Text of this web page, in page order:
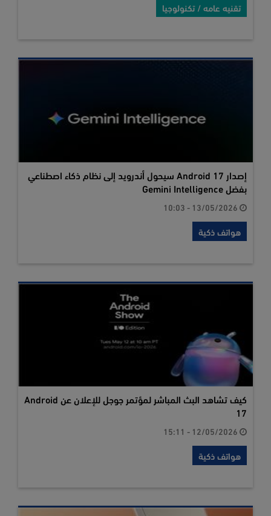
تقنيه عامه / تكنولوجيا
إصدار Android 17 سيحول أندرويد إلى نظام ذكاء اصطناعي
بفضل Gemini Intelligence
هواتف ذكية
كيف تشاهد البث المباشر لمؤتمر جوجل للإعلان عن Android
17
هواتف ذكية